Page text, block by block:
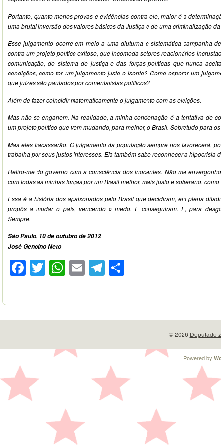
Portanto, quanto menos provas e evidências contra ele, maior é a
uma brutal inversão dos valores básicos da Justiça e de uma criminalização
Esse julgamento ocorre em meio a uma diuturna e sistemática campanha
contra um projeto político exitoso, que incomoda setores reacionários
comunicação, do sistema de justiça e das forças políticas que nunca
condições, como ter um julgamento justo e isento? Como esperar um
que juízes são pautados por comentaristas políticos?
Além de fazer coincidir matematicamente o julgamento com as eleições.
Mas não se enganem. Na realidade, a minha condenação é a tentativa de
um projeto político que vem mudando, para melhor, o Brasil. Sobretudo para
Mas eles fracassarão. O julgamento da população sempre nos favorecerá,
trabalha por seus justos interesses. Ela também sabe reconhecer a hipocrisia
Retiro-me do governo com a consciência dos inocentes. Não me
com todas as minhas forças por um Brasil melhor, mais justo e soberano, como
Essa é a história dos apaixonados pelo Brasil que decidiram, em plena
propôs a mudar o país, vencendo o medo. E conseguiram. E, para
Sempre.
São Paulo, 10 de outubro de 2012
José Genoino Neto
Facebook
Twitter
WhatsApp
EmailTelegram
© 2026 Deputado
Powered by